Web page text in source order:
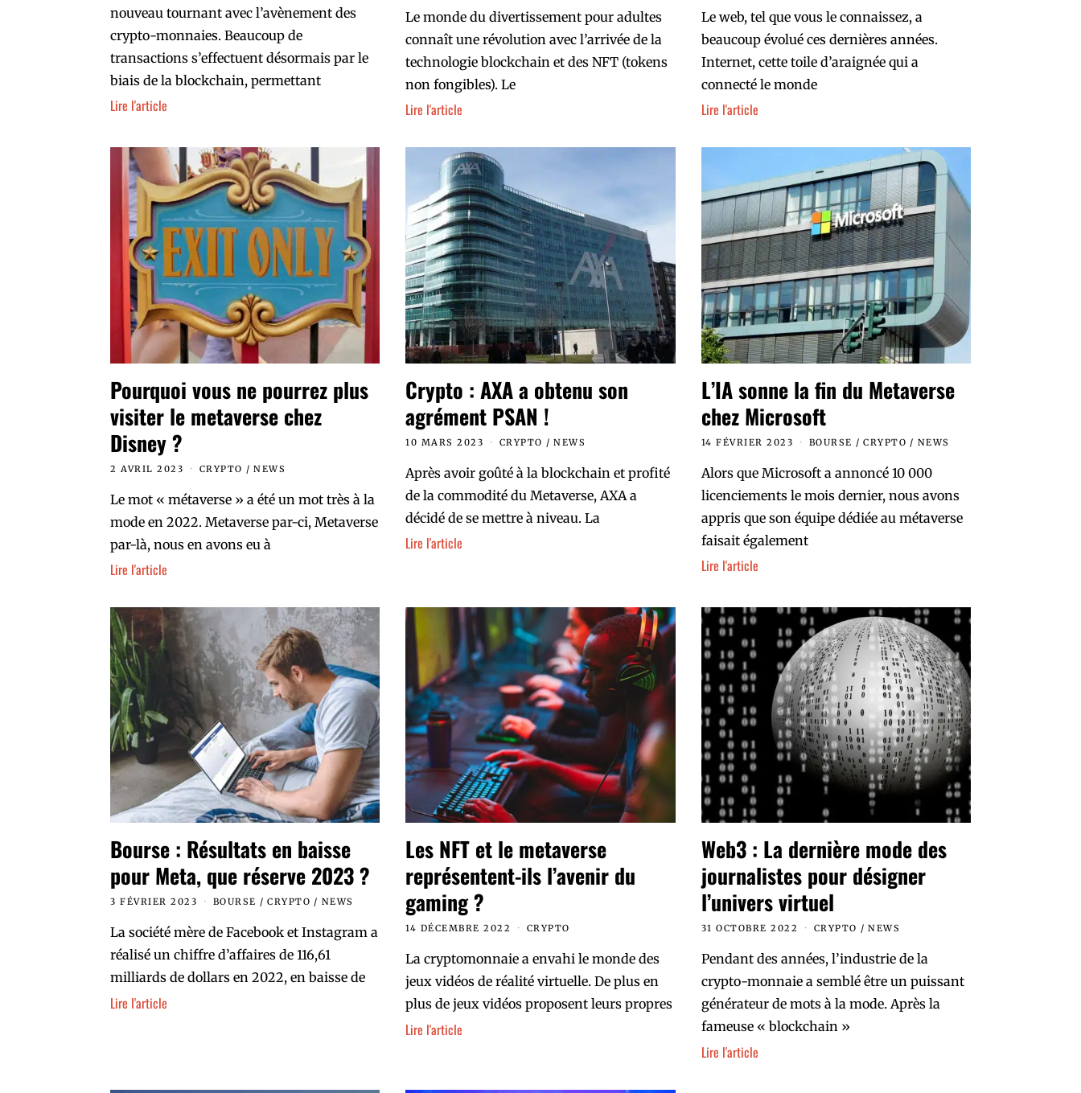
nouveau tournant avec l’avènement des
crypto-monnaies. Beaucoup de
transactions s’effectuent désormais par le
biais de la blockchain, permettant
Lire l'article
Le monde du divertissement pour adultes
connaît une révolution avec l’arrivée de la
technologie blockchain et des NFT (tokens
non fongibles). Le
Lire l'article
Le web, tel que vous le connaissez, a
beaucoup évolué ces dernières années.
Internet, cette toile d’araignée qui a
connecté le monde
Lire l'article
Pourquoi vous ne pourrez plus
visiter le metaverse chez
Disney ?
2 AVRIL 2023 CRYPTO / NEWS
Le mot « métaverse » a été un mot très à la
mode en 2022. Metaverse par-ci, Metaverse
par-là, nous en avons eu à
Lire l'article
Crypto : AXA a obtenu son
agrément PSAN !
10 MARS 2023 CRYPTO / NEWS
Après avoir goûté à la blockchain et profité
de la commodité du Metaverse, AXA a
décidé de se mettre à niveau. La
Lire l'article
L’IA sonne la fin du Metaverse
chez Microsoft
14 FÉVRIER 2023 BOURSE / CRYPTO / NEWS
Alors que Microsoft a annoncé 10 000
licenciements le mois dernier, nous avons
appris que son équipe dédiée au métaverse
faisait également
Lire l'article
Bourse : Résultats en baisse
pour Meta, que réserve 2023 ?
3 FÉVRIER 2023 BOURSE / CRYPTO / NEWS
La société mère de Facebook et Instagram a
réalisé un chiffre d’affaires de 116,61
milliards de dollars en 2022, en baisse de
Lire l'article
Les NFT et le metaverse
représentent-ils l’avenir du
gaming ?
14 DÉCEMBRE 2022 CRYPTO
La cryptomonnaie a envahi le monde des
jeux vidéos de réalité virtuelle. De plus en
plus de jeux vidéos proposent leurs propres
Lire l'article
Web3 : La dernière mode des
journalistes pour désigner
l’univers virtuel
31 OCTOBRE 2022 CRYPTO / NEWS
Pendant des années, l’industrie de la
crypto-monnaie a semblé être un puissant
générateur de mots à la mode. Après la
fameuse « blockchain »
Lire l'article